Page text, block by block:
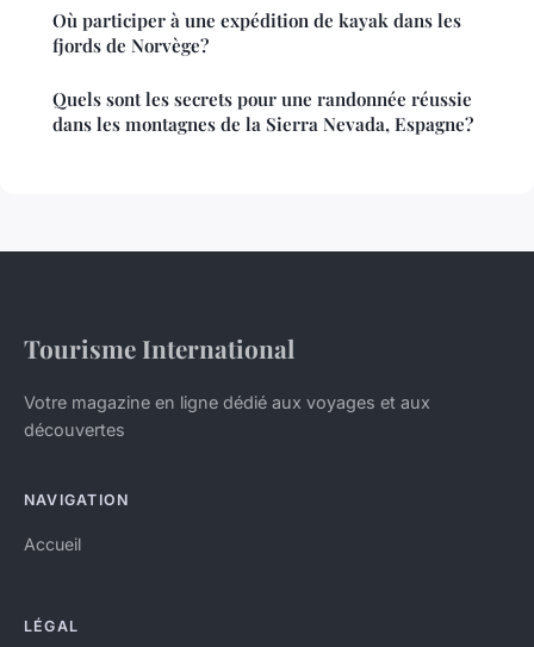
Où participer à une expédition de kayak dans les
fjords de Norvège?
Quels sont les secrets pour une randonnée réussie
dans les montagnes de la Sierra Nevada, Espagne?
Tourisme International
Votre magazine en ligne dédié aux voyages et aux
découvertes
NAVIGATION
Accueil
LÉGAL